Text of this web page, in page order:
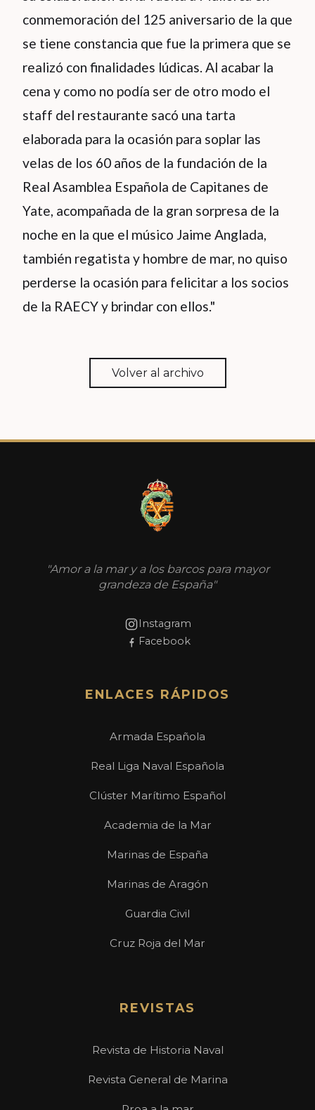
conmemoración del 125 aniversario de la que
se tiene constancia que fue la primera que se
realizó con finalidades lúdicas. Al acabar la
cena y como no podía ser de otro modo el
staff del restaurante sacó una tarta
elaborada para la ocasión para soplar las
velas de los 60 años de la fundación de la
Real Asamblea Española de Capitanes de
Yate, acompañada de la gran sorpresa de la
noche en la que el músico Jaime Anglada,
también regatista y hombre de mar, no quiso
perderse la ocasión para felicitar a los socios
de la RAECY y brindar con ellos."
Volver al archivo
"Amor a la mar y a los barcos para mayor
grandeza de España"
Instagram
Facebook
ENLACES RÁPIDOS
Armada Española
Real Liga Naval Española
Clúster Marítimo Español
Academia de la Mar
Marinas de España
Marinas de Aragón
Guardia Civil
Cruz Roja del Mar
REVISTAS
Revista de Historia Naval
Revista General de Marina